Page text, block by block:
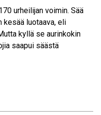
urheilijan voimin. Sää
luotaava, eli
kyllä se aurinkokin
saapui säästä